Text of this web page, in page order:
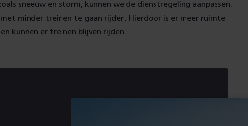
sneeuw en storm, kunnen we de dienstregeling aanpassen.
minder treinen te gaan rijden. Hierdoor is er meer ruimte
kunnen er treinen blijven rijden.